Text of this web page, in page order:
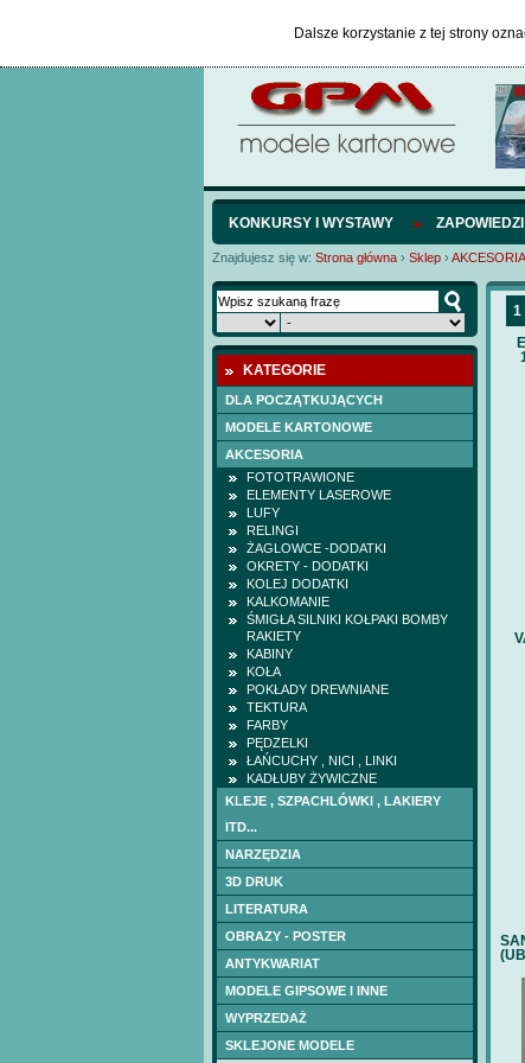
Dalsze korzystanie z tej strony
KONKURSY I WYSTAWY ZAPOWIEDZI
Znajdujesz się w: Strona główna › Sklep › AKCESORIA
KATEGORIE
DLA POCZĄTKUJĄCYCH
MODELE KARTONOWE
AKCESORIA
FOTOTRAWIONE
ELEMENTY LASEROWE
LUFY
RELINGI
ŻAGLOWCE -DODATKI
OKRETY - DODATKI
KOLEJ DODATKI
KALKOMANIE
ŚMIGŁA SILNIKI KOŁPAKI BOMBY
RAKIETY
KABINY
KOŁA
POKŁADY DREWNIANE
TEKTURA
FARBY
PĘDZELKI
ŁAŃCUCHY , NICI , LINKI
KADŁUBY ŻYWICZNE
KLEJE , SZPACHLÓWKI , LAKIERY
ITD...
NARZĘDZIA
3D DRUK
LITERATURA
OBRAZY - POSTER
ANTYKWARIAT
MODELE GIPSOWE I INNE
WYPRZEDAŻ
SKLEJONE MODELE
1